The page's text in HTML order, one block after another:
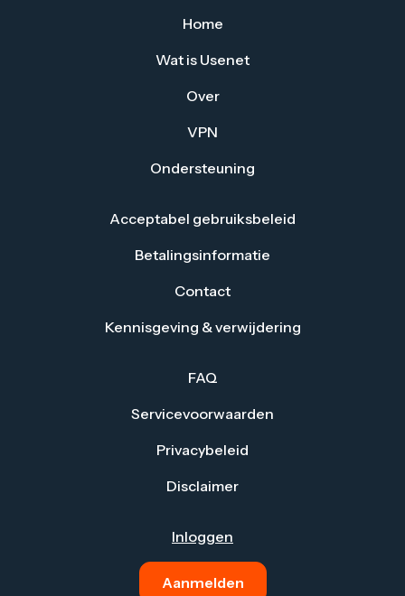
Home
Wat is Usenet
Over
VPN
Ondersteuning
Acceptabel gebruiksbeleid
Betalingsinformatie
Contact
Kennisgeving & verwijdering
FAQ
Servicevoorwaarden
Privacybeleid
Disclaimer
Inloggen
Aanmelden